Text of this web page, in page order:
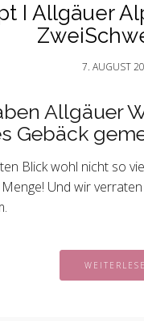
I Allgäuer
7. AUGUST
Allgäuer
Gebäck
Blick wohl nicht so
Und wir